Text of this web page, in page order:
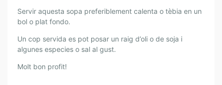
Servir aquesta sopa preferiblement calenta o tèbia en un
bol o plat fondo.
Un cop servida es pot posar un raig d’oli o de soja i
algunes especies o sal al gust.
Molt bon profit!